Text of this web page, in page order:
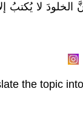
الخلودَ لا يُكتبُ
the topic